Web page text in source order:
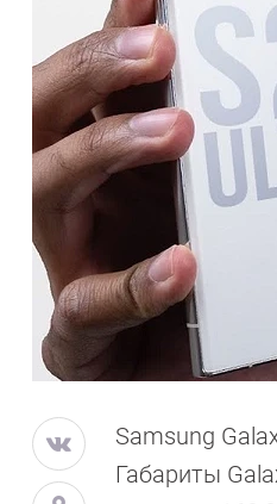
Samsung
Габариты